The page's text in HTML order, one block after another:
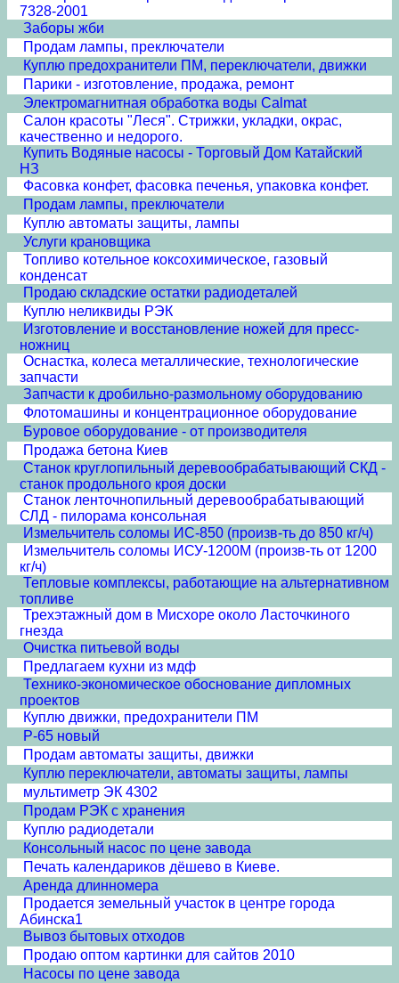
7328-2001
Заборы жби
Продам лампы, преключатели
Куплю предохранители ПМ, переключатели, движки
Парики - изготовление, продажа, ремонт
Электромагнитная обработка воды Calmat
Cалон красоты "Леся". Стрижки, укладки, окрас,
качественно и недорого.
Купить Водяные насосы - Торговый Дом Катайский
НЗ
Фасовка конфет, фасовка печенья, упаковка конфет.
Продам лампы, преключатели
Куплю автоматы защиты, лампы
Услуги крановщика
Топливо котельное коксохимическое, газовый
конденсат
Продаю складские остатки радиодеталей
Куплю неликвиды РЭК
Изготовление и восстановление ножей для пресс-
ножниц
Оснастка, колеса металлические, технологические
запчасти
Запчасти к дробильно-размольному оборудованию
Флотомашины и концентрационное оборудование
Буровое оборудование - от производителя
Продажа бетона Киев
Станок круглопильный деревообрабатывающий СКД -
станок продольного кроя доски
Станок ленточнопильный деревообрабатывающий
СЛД - пилорама консольная
Измельчитель соломы ИС-850 (произв-ть до 850 кг/ч)
Измельчитель соломы ИСУ-1200М (произв-ть от 1200
кг/ч)
Тепловые комплексы, работающие на альтернативном
топливе
Трехэтажный дом в Мисхоре около Ласточкиного
гнезда
Очистка питьевой воды
Предлагаем кухни из мдф
Технико-экономическое обоснование дипломных
проектов
Куплю движки, предохранители ПМ
Р-65 новый
Продам автоматы защиты, движки
Куплю переключатели, автоматы защиты, лампы
мультиметр ЭК 4302
Продам РЭК с хранения
Куплю радиодетали
Консольный насос по цене завода
Печать календариков дёшево в Киеве.
Аренда длинномера
Продается земельный участок в центре города
Абинска1
Вывоз бытовых отходов
Продаю оптом картинки для сайтов 2010
Насосы по цене завода